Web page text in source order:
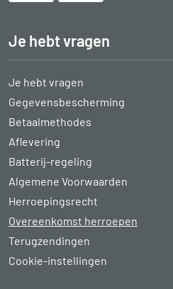
Je hebt vragen
Je hebt vragen
Gegevensbescherming
Betaalmethodes
Aflevering
Batterij-regeling
Algemene Voorwaarden
Herroepingsrecht
Overeenkomst herroepen
Terugzendingen
Cookie-instellingen